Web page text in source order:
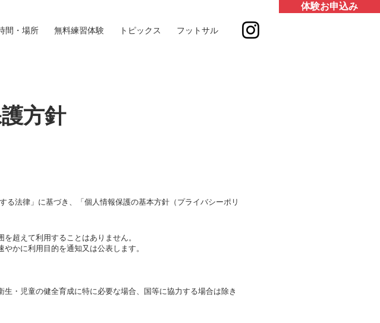
間・場所 無料練習体験 トピックス フットサル
体験お申込み
方針
る法律」に基づき、「個人情報保護の基本方針（プライバシーポリ
超えて利用することはありません。
かに利用目的を通知又は公表します。
・児童の健全育成に特に必要な場合、国等に協力する場合は除き